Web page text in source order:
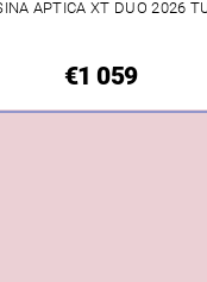
APTICA XT DUO 2026
€1 059